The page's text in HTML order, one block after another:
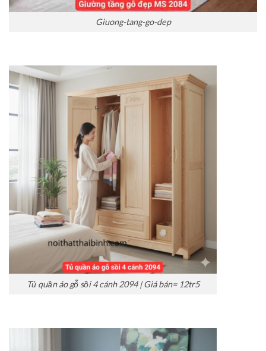
Giuong-tang-go-dep
Tủ quần áo gỗ sồi 4 cánh 2094 | Giá bán= 12tr5